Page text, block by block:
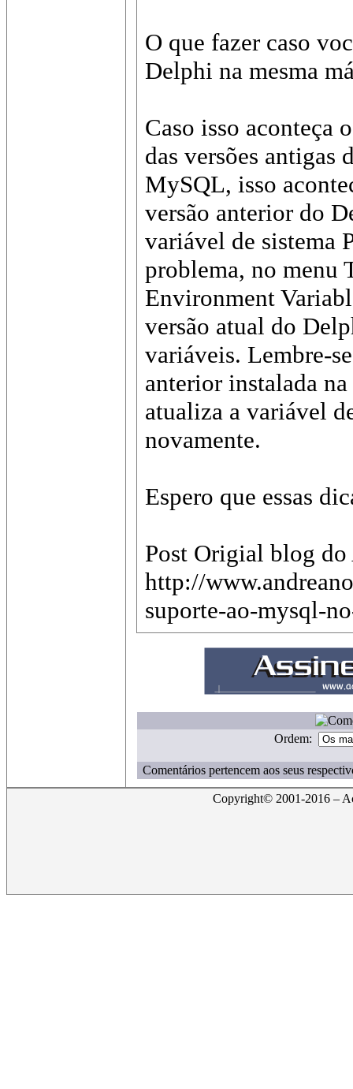
O que fazer caso
Delphi na mesma
Caso isso aconteça
das versões antigas
MySQL, isso
versão anterior do
variável de sistema
problema, no menu
Environment
versão atual do
variáveis. Lembre-
anterior instalada
atualiza a variável
novamente.
Espero que essas
Post Origial blog do
http://
suporte-ao-mysql-
Ordem:
Comentários pertencem aos seus
Copyright© 2001-2016 –